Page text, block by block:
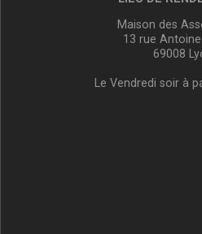
Maison des
13 rue
69008
Le Vendredi soir à